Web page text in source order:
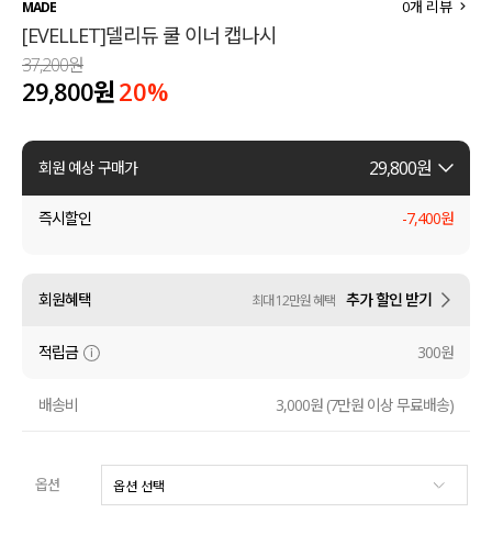
티셔츠
팬츠
셔츠
원피스
수영복
아우터
코디템
언더웨어
MADE
[EVELLET]델리듀 쿨 이너 캡나시
0개 리뷰
37,200원
29,800원20%
회원 예상 구매가 29,800원
즉시할인 -7,400원
회원혜택 최대 12만원 혜택 추가 할인 받기
적립금 300원
배송비 3,000원 (7만원 이상 무료배송)
옵션